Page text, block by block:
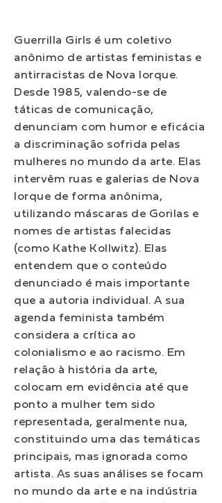
Guerrilla Girls é um coletivo
anônimo de artistas feministas e
antirracistas de Nova Iorque.
Desde 1985, valendo-se de
táticas de comunicação,
denunciam com humor e eficácia
a discriminação sofrida pelas
mulheres no mundo da arte. Elas
intervêm ruas e galerias de Nova
Iorque de forma anônima,
utilizando máscaras de Gorilas e
nomes de artistas falecidas
(como Kathe Kollwitz). Elas
entendem que o conteúdo
denunciado é mais importante
que a autoria individual. A sua
agenda feminista também
considera a crítica ao
colonialismo e ao racismo. Em
relação à história da arte,
colocam em evidência até que
ponto a mulher tem sido
representada, geralmente nua,
constituindo uma das temáticas
principais, mas ignorada como
artista. As suas análises se focam
no mundo da arte e na indústria